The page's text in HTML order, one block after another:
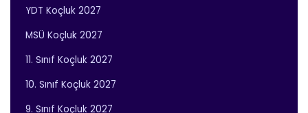
YDT Koçluk 2027
MSÜ Koçluk 2027
11. Sınıf Koçluk 2027
10. Sınıf Koçluk 2027
9. Sınıf Koçluk 2027